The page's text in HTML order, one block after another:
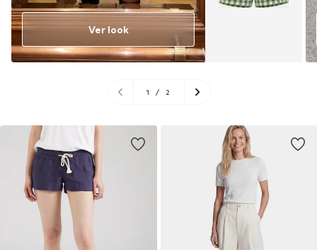
Ver look
1 / 2